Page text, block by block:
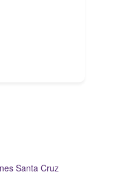
Santa Cruz